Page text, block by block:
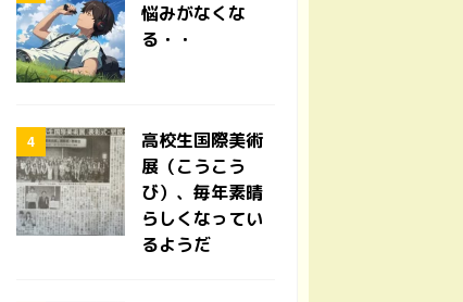
悩みがなくな
る・・
高校生国際美術
展（こうこう
び）、毎年素晴
らしくなってい
るようだ